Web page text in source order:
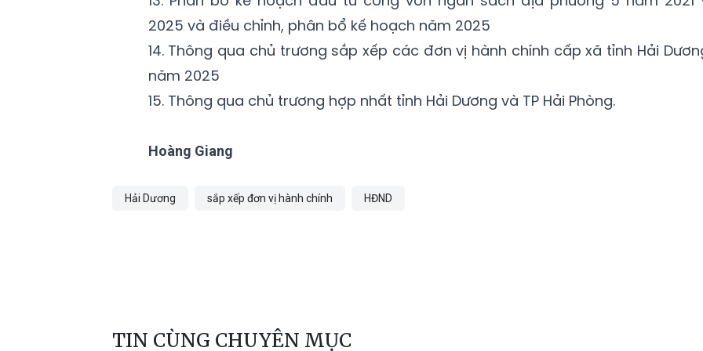
2025 và điều chỉnh, phân bổ kế hoạch năm 2025
14. Thông qua chủ trương sắp xếp các đơn vị hành chính cấp xã tỉnh Hải
năm 2025
15. Thông qua chủ trương hợp nhất tỉnh Hải Dương và TP Hải Phòng.
Hoàng Giang
Hải Dương sắp xếp đơn vị hành chính HĐND
TIN CÙNG CHUYÊN MỤC